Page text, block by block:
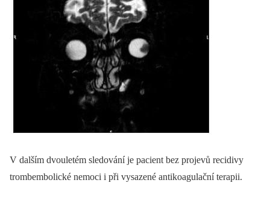
V dalším dvouletém sledování je pacient bez projevů recidivy
trombembolické nemoci i při vysazené antikoagulační terapii.